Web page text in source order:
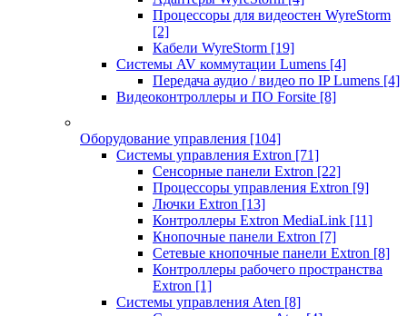
Процессоры для видеостен WyreStorm
[2]
Кабели WyreStorm [19]
Системы AV коммутации Lumens [4]
Передача аудио / видео по IP Lumens [4]
Видеоконтроллеры и ПО Forsite [8]
Оборудование управления [104]
Системы управления Extron [71]
Сенсорные панели Extron [22]
Процессоры управления Extron [9]
Лючки Extron [13]
Контроллеры Extron MediaLink [11]
Кнопочные панели Extron [7]
Сетевые кнопочные панели Extron [8]
Контроллеры рабочего пространства
Extron [1]
Системы управления Aten [8]